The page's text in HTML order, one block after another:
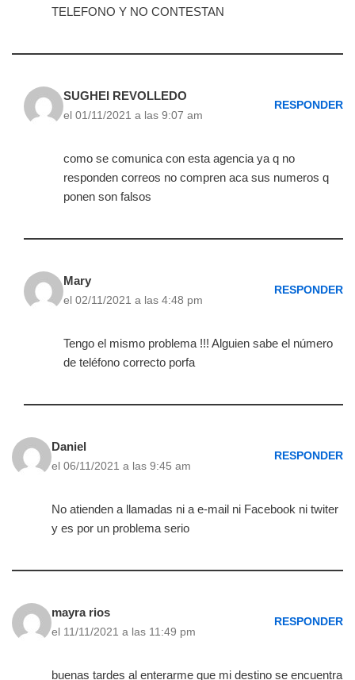
TELEFONO Y NO CONTESTAN
SUGHEI REVOLLEDO
el 01/11/2021 a las 9:07 am
RESPONDER
como se comunica con esta agencia ya q no
responden correos no compren aca sus numeros q
ponen son falsos
Mary
el 02/11/2021 a las 4:48 pm
RESPONDER
Tengo el mismo problema !!! Alguien sabe el número
de teléfono correcto porfa
Daniel
el 06/11/2021 a las 9:45 am
RESPONDER
No atienden a llamadas ni a e-mail ni Facebook ni twiter
y es por un problema serio
mayra rios
el 11/11/2021 a las 11:49 pm
RESPONDER
buenas tardes al enterarme que mi destino se encuentra